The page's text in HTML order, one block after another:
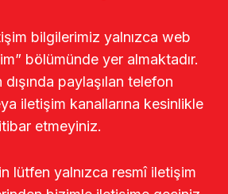
bilgilerimiz yalnızca web
bölümünde yer almaktadır.
paylaşılan telefon
iletişim kanallarına kesinlikle
itibar etmeyiniz.
lütfen yalnızca resmî iletişim